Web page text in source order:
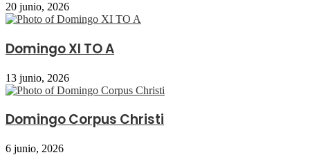
20 junio, 2026
Domingo XI TO A
13 junio, 2026
Domingo Corpus Christi
6 junio, 2026